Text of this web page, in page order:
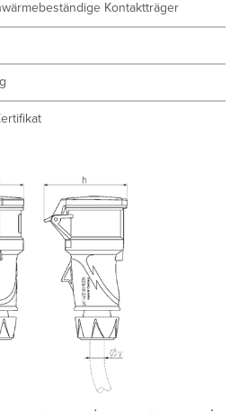
Kontaktträger